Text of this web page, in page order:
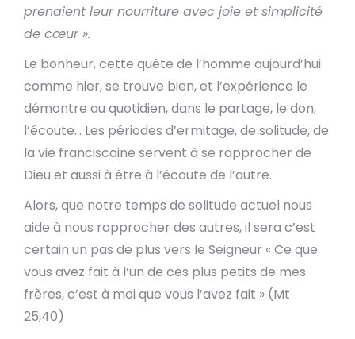
prenaient leur nourriture avec joie et simplicité
de cœur ».
Le bonheur, cette quête de l’homme aujourd’hui
comme hier, se trouve bien, et l’expérience le
démontre au quotidien, dans le partage, le don,
l’écoute… Les périodes d’ermitage, de solitude, de
la vie franciscaine servent à se rapprocher de
Dieu et aussi à être à l’écoute de l’autre.
Alors, que notre temps de solitude actuel nous
aide à nous rapprocher des autres, il sera c’est
certain un pas de plus vers le Seigneur « Ce que
vous avez fait à l’un de ces plus petits de mes
frères, c’est à moi que vous l’avez fait » (Mt
25,40)